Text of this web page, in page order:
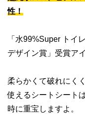
性！
「水99%Super トイ
デザイン賞」受賞ア
柔らかくて破れにく
使えるシートシートは
時に重宝しますよ。